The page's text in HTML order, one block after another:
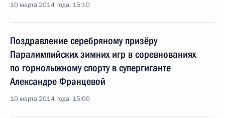
10 марта 2014 года, 15:10
Поздравление серебряному призёру
Паралимпийских зимних игр в соревнованиях
по горнолыжному спорту в супергиганте
Александре Францевой
10 марта 2014 года, 15:00